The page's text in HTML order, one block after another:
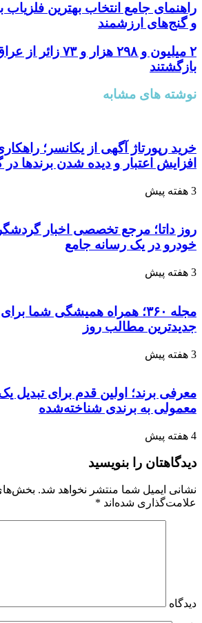
راهنمای جامع انتخاب بهترین
و گنج‌های ارزشمند
۲ میلیون و ۲۹۸ هزار و
بازگشتند
نوشته های مشابه
خرید رپورتاژ آگهی از یکانسر؛
افزایش اعتبار و دیده شدن برندها
3 هفته پیش
روز داتا؛ مرجع تخصصی اخبار
خودرو در یک رسانه جامع
3 هفته پیش
مجله ۳۶۰؛ همراه همیشگی شما
جدیدترین مطالب روز
3 هفته پیش
معرفی برند؛ اولین قدم برای تبدیل
معمولی به برندی شناخته‌شده
4 هفته پیش
دیدگاهتان را بنویسید
نشانی ایمیل شما منتشر نخواهد شد.
علامت‌گذاری شده‌اند *
دیدگاه